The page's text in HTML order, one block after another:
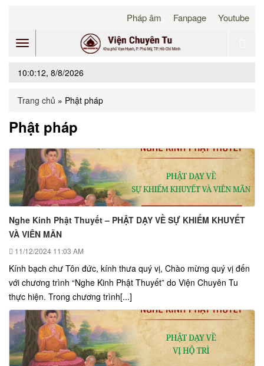
Youtube
Fanpage
Pháp âm
navigation
10:0:12, 8/8/2026
Trang chủ » Phật pháp
Phật pháp
Nghe Kinh Phật Thuyết – PHẬT DẠY VỀ SỰ KHIẾM KHUYẾT
VÀ VIÊN MÃN
11/12/2024 11:03 AM
Kính bạch chư Tôn đức, kính thưa quý vị, Chào mừng quý vị đến
với chương trình “Nghe Kinh Phật Thuyết” do Viện Chuyên Tu
thực hiện. Trong chương trình[...]